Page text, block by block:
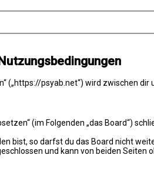
(„https://psyab.net“) wird zwischen
(im Folgenden „das Board“)
bist, so darfst du das Board nicht
und kann von beiden Seiten